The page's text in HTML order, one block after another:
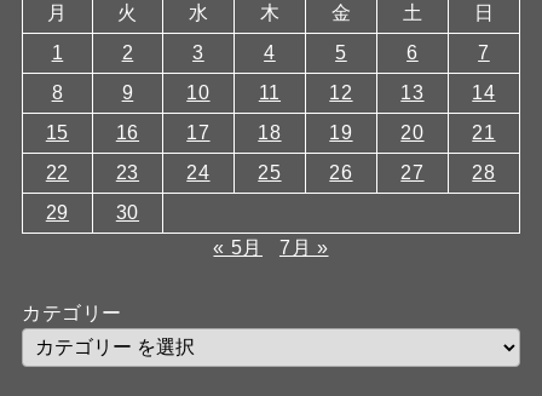
月
火 水 木 金 土
日
1
2 3 4 5 6
7
8
9 10 11 12 13
14
15
16 17 18 19 20
21
22
23 24 25 26 27
28
29
30
« 5月
7月 »
カテゴリー